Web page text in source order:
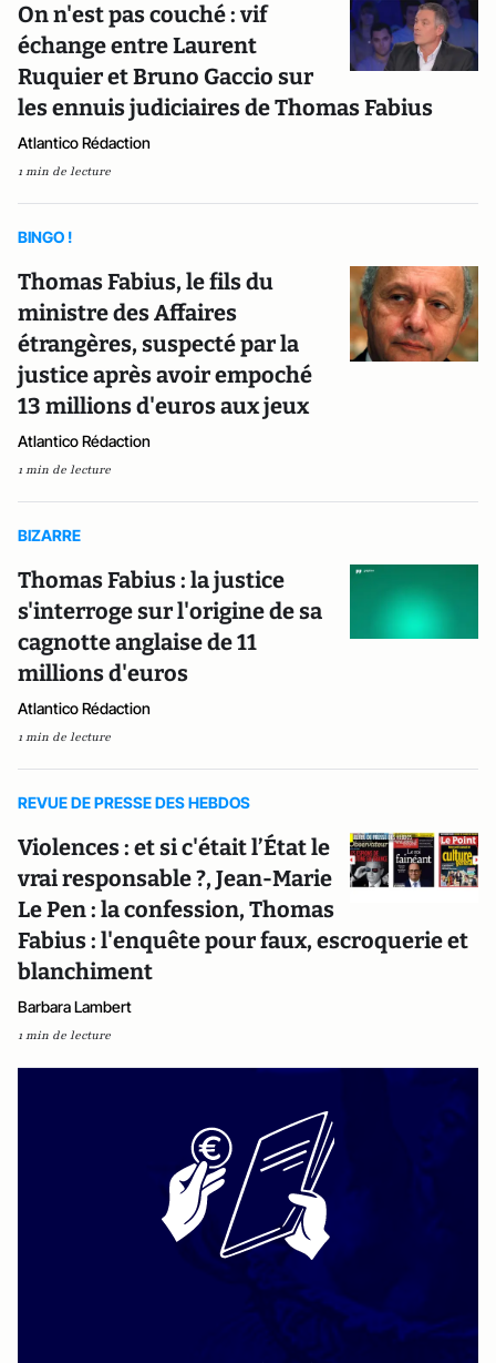
On n'est pas couché : vif
échange entre Laurent
Ruquier et Bruno Gaccio sur
les ennuis judiciaires de Thomas Fabius
Atlantico Rédaction
1 min de lecture
BINGO !
Thomas Fabius, le fils du
ministre des Affaires
étrangères, suspecté par la
justice après avoir empoché
13 millions d'euros aux jeux
Atlantico Rédaction
1 min de lecture
BIZARRE
Thomas Fabius : la justice
s'interroge sur l'origine de sa
cagnotte anglaise de 11
millions d'euros
Atlantico Rédaction
1 min de lecture
REVUE DE PRESSE DES HEBDOS
Violences : et si c'était l’État le
vrai responsable ?, Jean-Marie
Le Pen : la confession, Thomas
Fabius : l'enquête pour faux, escroquerie et
blanchiment
Barbara Lambert
1 min de lecture